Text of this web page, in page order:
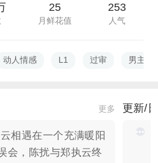
25
月鲜花值
253
人气
动人情感 L1 过审 男主视
更多
相遇在一个充满暖阳
会，陈扰与郑执云终
更新/